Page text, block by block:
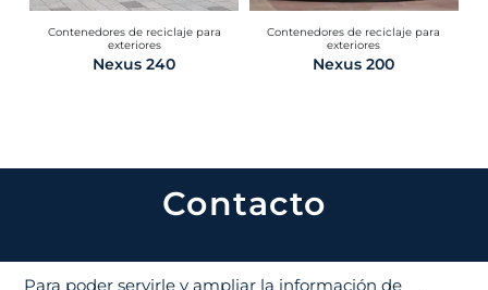
Contenedores de reciclaje para
exteriores
Nexus 240
Contenedores de reciclaje para
exteriores
Nexus 200
Contacto
Para poder servirle y ampliar la información de